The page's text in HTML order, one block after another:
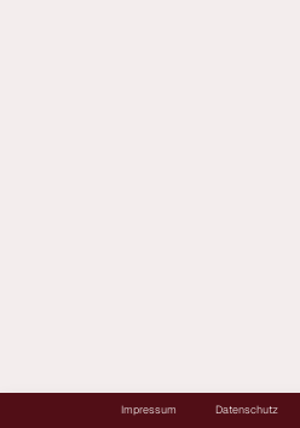
Impressum Datenschutz